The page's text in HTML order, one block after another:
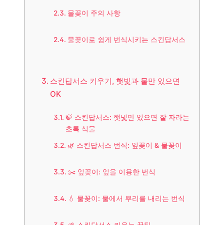
물꽂이 주의 사항
물꽂이로 쉽게 번식시키는 스킨답서스
스킨답서스 키우기, 햇빛과 물만 있으면
OK
🍃 스킨답서스: 햇빛만 있으면 잘 자라는
초록 식물
🌿 스킨답서스 번식: 잎꽂이 & 물꽂이
✂️ 잎꽂이: 잎을 이용한 번식
💧 물꽂이: 물에서 뿌리를 내리는 번식